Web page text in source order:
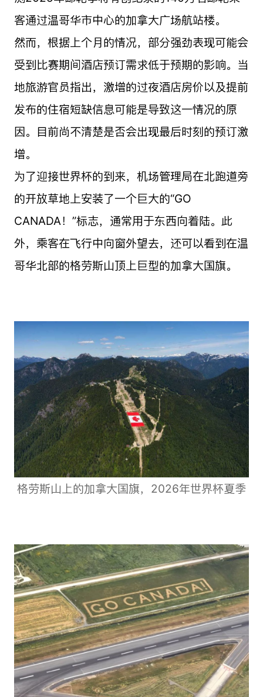
客通过温哥华市中心的加拿大广场航站楼。
然而，根据上个月的情况，部分强劲表现可能会
受到比赛期间酒店预订需求低于预期的影响。当
地旅游官员指出，激增的过夜酒店房价以及提前
发布的住宿短缺信息可能是导致这一情况的原
因。目前尚不清楚是否会出现最后时刻的预订激
增。
为了迎接世界杯的到来，机场管理局在北跑道旁
的开放草地上安装了一个巨大的“GO
CANADA！”标志，通常用于东西向着陆。此
外，乘客在飞行中向窗外望去，还可以看到在温
哥华北部的格劳斯山顶上巨型的加拿大国旗。
格劳斯山上的加拿大国旗，2026年世界杯夏季